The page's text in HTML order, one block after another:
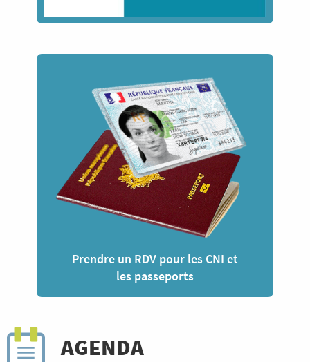
Prendre un RDV pour les CNI et
les passeports
AGENDA